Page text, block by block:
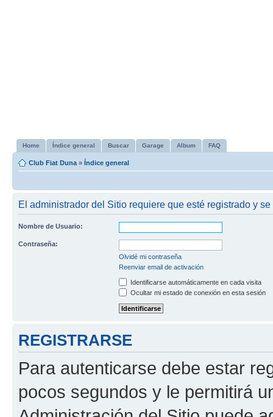
Home Índice general Buscar Garage Album FAQ
Club Fiat Duna » Índice general
El administrador del Sitio requiere que esté registrado y
Nombre de Usuario:
Contraseña:
Olvidé mi contraseña
Reenviar email de activación
Identificarse automáticamente en cada visita
Ocultar mi estado de conexión en esta sesión
REGISTRARSE
Para autenticarse debe estar
pocos segundos y le permitirá